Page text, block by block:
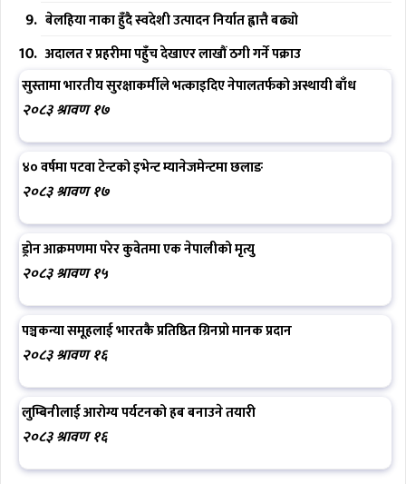
बेलहिया नाका हुँदै स्वदेशी उत्पादन निर्यात ह्वात्तै बढ्यो
अदालत र प्रहरीमा पहुँच देखाएर लाखौं ठगी गर्ने पक्राउ
सुस्तामा भारतीय सुरक्षाकर्मीले भत्काइदिए नेपालतर्फको अस्थायी बाँध
२०८३ श्रावण १७
४० वर्षमा पटवा टेन्टको इभेन्ट म्यानेजमेन्टमा छलाङ
२०८३ श्रावण १७
ड्रोन आक्रमणमा परेर कुवेतमा एक नेपालीको मृत्यु
२०८३ श्रावण १५
पञ्चकन्या समूहलाई भारतकै प्रतिष्ठित ग्रिनप्रो मानक प्रदान
२०८३ श्रावण १६
लुम्बिनीलाई आरोग्य पर्यटनको हब बनाउने तयारी
२०८३ श्रावण १६